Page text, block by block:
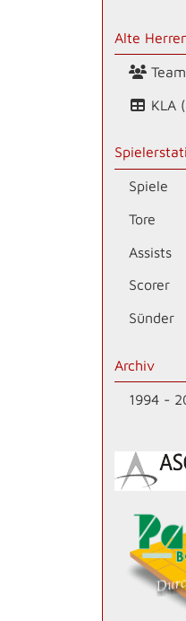
Alte
Team
KLA
Spiele
Tore
Assists
Scorer
Sünder
Archiv
1994 -